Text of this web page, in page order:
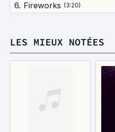
6. Fireworks (3:20)
LES MIEUX NOTÉES